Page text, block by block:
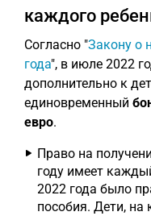
каждого
Согласно "Закону о
года", в июле 2022
дополнительно к
единовременный
евро.
Право на
году имеет
2022 года было
пособия. Дети, на